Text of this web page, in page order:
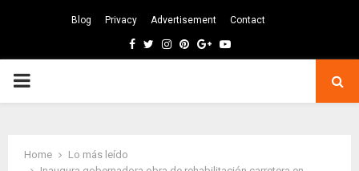
Blog Privacy Advertisement Contact
Facebook
TwitterInstagram
Pinterest
GoogleYoutube
PRIMARY
Home
Lo más leído